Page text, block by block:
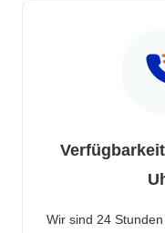
Wir sind 24